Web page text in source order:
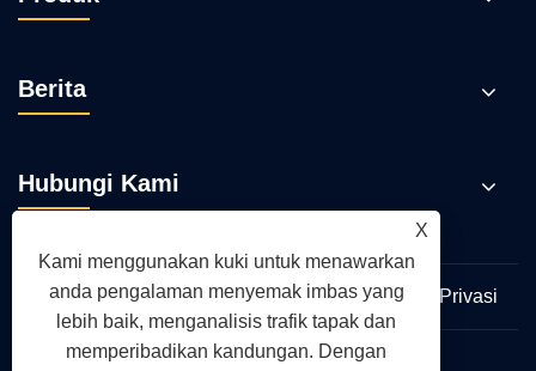
Mengenai kita
Produk
Berita
Hubungi Kami
X
Kami menggunakan kuki untuk menawarkan
anda pengalaman menyemak imbas yang
lebih baik, menganalisis trafik tapak dan
memperibadikan kandungan. Dengan